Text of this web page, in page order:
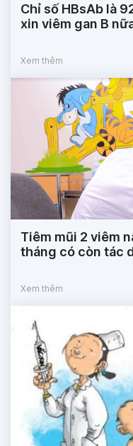
Chỉ số HBsAb là
xin viêm gan B
Xem thêm
Tiêm mũi 2 viêm
tháng có còn tác
Xem thêm